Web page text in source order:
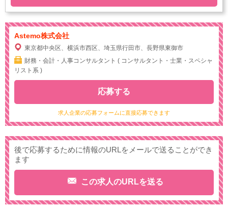
Astemo株式会社
東京都中央区、横浜市西区、埼玉県行田市、長野県東御市
財務・会計・人事コンサルタント ( コンサルタント・士業・スペシャ
リスト系 )
求人企業の応募フォームに直接応募できます
応募する
後で応募するために情報のURLをメールで送ることができ
ます
この求人のURLを送る